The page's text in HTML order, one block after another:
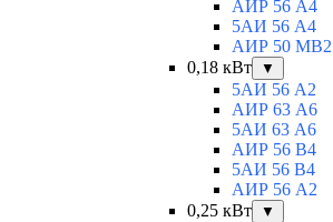
АИР 56 А4
5АИ 56 A4
АИР 50 МВ2
0,18 кВт
▼
5АИ 56 A2
АИР 63 А6
5АИ 63 A6
АИР 56 В4
5АИ 56 В4
АИР 56 А2
0,25 кВт
▼